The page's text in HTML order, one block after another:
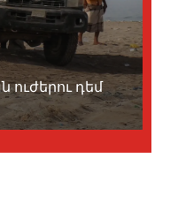
դեմ